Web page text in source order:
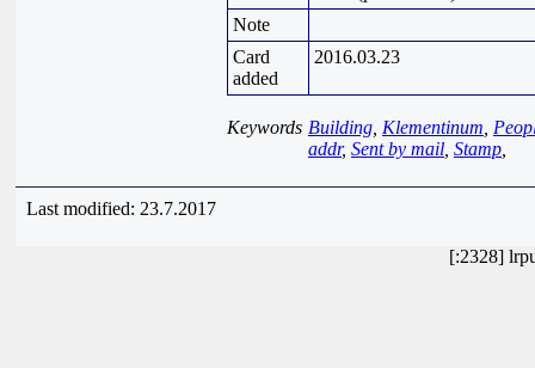
Note
Card
added
2016.03.23
Keywords Building Klementinum
addr, Sent by mail Stamp
Last modified: 23.7.2017
[:2328]